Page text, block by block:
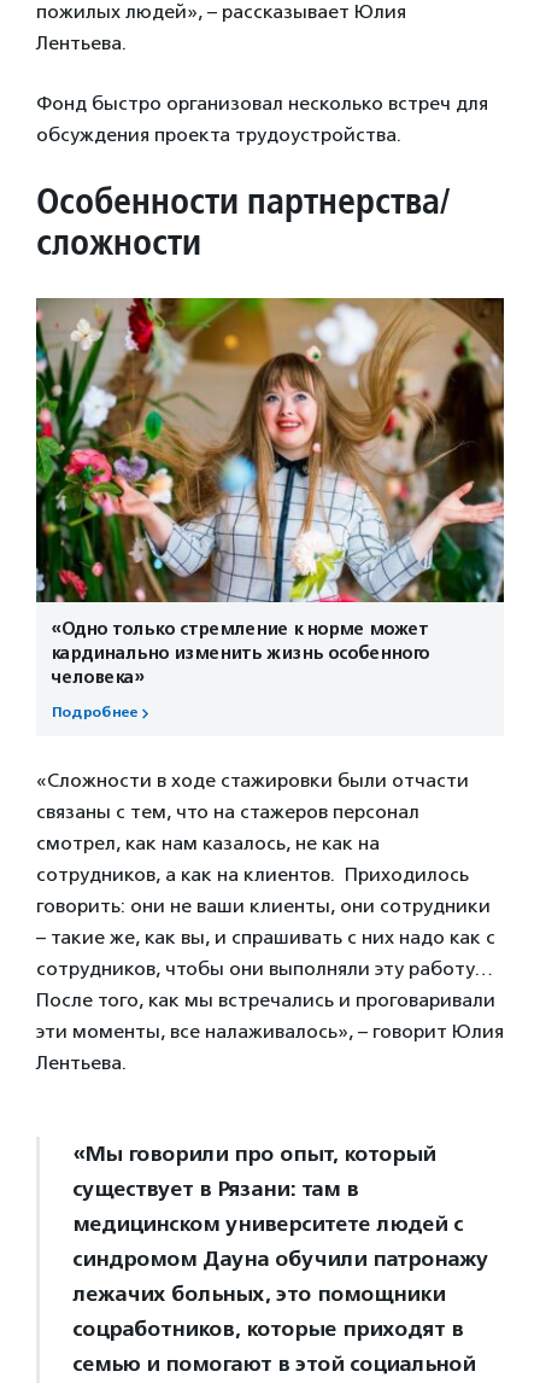
пожилых людей», – рассказывает Юлия
Лентьева.
Фонд быстро организовал несколько встреч для
обсуждения проекта трудоустройства.
Особенности партнерства/
сложности
«Одно только стремление к норме может
кардинально изменить жизнь особенного
человека»
Подробнее
«Сложности в ходе стажировки были отчасти
связаны с тем, что на стажеров персонал
смотрел, как нам казалось, не как на
сотрудников, а как на клиентов. Приходилось
говорить: они не ваши клиенты, они сотрудники
– такие же, как вы, и спрашивать с них надо как с
сотрудников, чтобы они выполняли эту работу…
После того, как мы встречались и проговаривали
эти моменты, все налаживалось», – говорит Юлия
Лентьева.
«Мы говорили про опыт, который
существует в Рязани: там в
медицинском университете людей с
синдромом Дауна обучили патронажу
лежачих больных, это помощники
соцработников, которые приходят в
семью и помогают в этой социальной